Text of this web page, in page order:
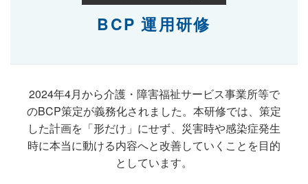
BCP 運用研修
2024年4月から介護・障害福祉サービス事業所等で
のBCP策定が義務化されました。本研修では、策定
した計画を「形だけ」にせず、災害時や感染症発生
時に本当に動ける内容へと改善していくことを目的
としています。